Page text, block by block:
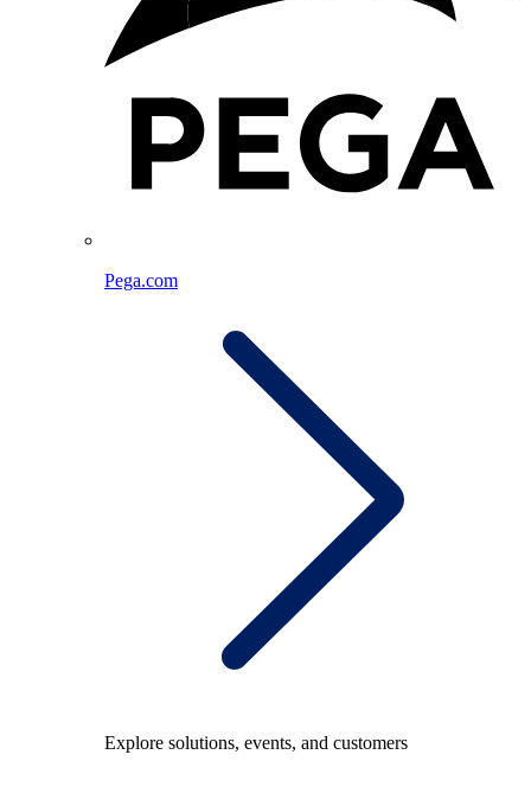
Pega.com
Explore solutions, events, and customers